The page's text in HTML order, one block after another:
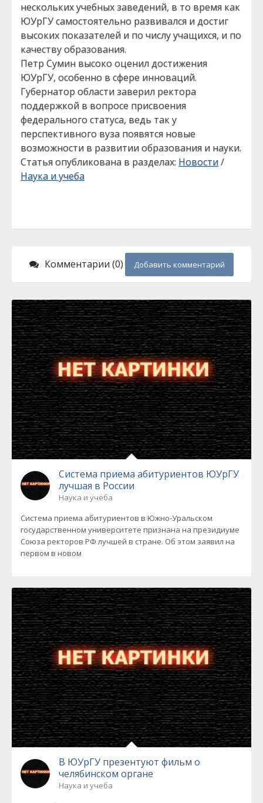
нескольких учебных заведений, в то время как
ЮУрГУ самостоятельно развивался и достиг
высоких показателей и по числу учащихся, и по
качеству образования.
Петр Сумин высоко оценил достижения
ЮУрГУ, особенно в сфере инноваций.
Губернатор области заверил ректора
поддержкой в вопросе присвоения
федерального статуса, ведь так у
перспективного вуза появятся новые
возможности в развитии образования и науки.
Статья опубликована в разделах: Новости/
Наука и учеба
Комментарии (0) Добавить комментарий
Система приема абитуриентов ЮУрГУ
лучшая в России
Наука и учеба
Система приема абитуриентов в Южно-Уральском
государственном университете признана на президиуме
Союза ректоров РФ лучшей в стране. Об этом заявил на
первом в новом
В ЮУрГУ презентуют фильм о
челябинском органе
Наука и учеба